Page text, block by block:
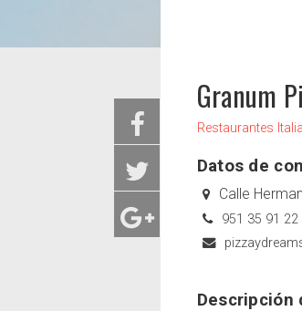
Granum
Restaurantes
Datos de
Calle
951 35 91 22
Descripción